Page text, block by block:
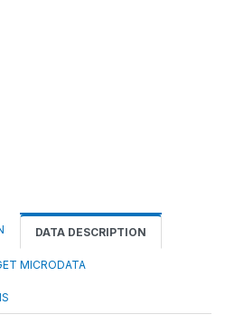
DATA DESCRIPTION
MICRODATA